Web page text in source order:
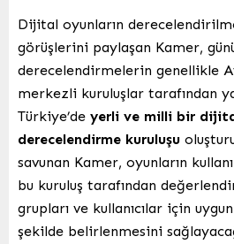
Dijital oyunların
görüşlerini paylaşan Kamer,
derecelendirmelerin genellikle
merkezli kuruluşlar tarafından
Türkiye’de yerli ve milli bir
derecelendirme kuruluşu
savunan Kamer, oyunların
bu kuruluş tarafından
grupları ve kullanıcılar için
şekilde belirlenmesini